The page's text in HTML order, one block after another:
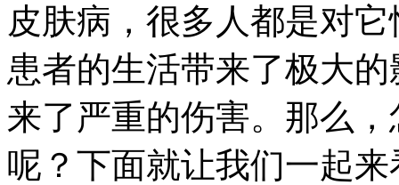
皮肤病，很多人都是对
患者的生活带来了极大
来了严重的伤害。那么
呢？下面就让我们一起来